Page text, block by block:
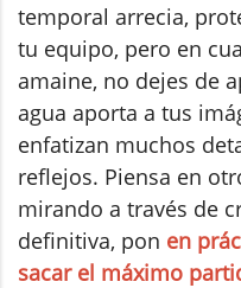
temporal arrecia,
tu equipo, pero en
amaine, no dejes de
agua aporta a tus
enfatizan muchos
reflejos. Piensa en
mirando a través de
definitiva, pon en
sacar el máximo